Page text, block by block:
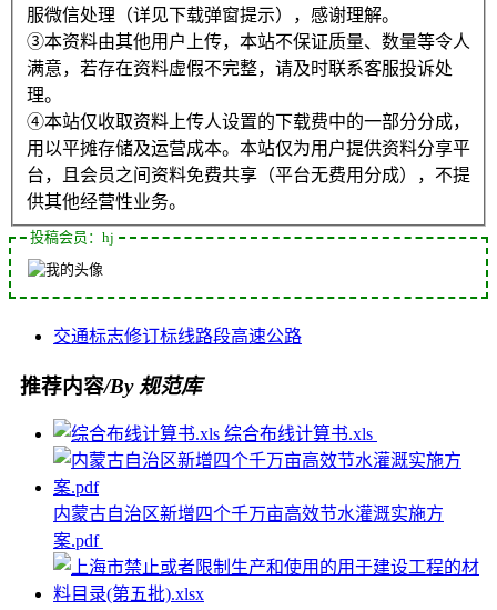
服微信处理（详见下载弹窗提示），感谢理解。
③本资料由其他用户上传，本站不保证质量、数量等令人
满意，若存在资料虚假不完整，请及时联系客服投诉处
理。
④本站仅收取资料上传人设置的下载费中的一部分分成，
用以平摊存储及运营成本。本站仅为用户提供资料分享平
台，且会员之间资料免费共享（平台无费用分成），不提
供其他经营性业务。
投稿会员：hj
交通标志修订标线路段高速公路
推荐内容/By 规范库
综合布线计算书.xls
内蒙古自治区新增四个千万亩高效节水灌溉实施方
案.pdf